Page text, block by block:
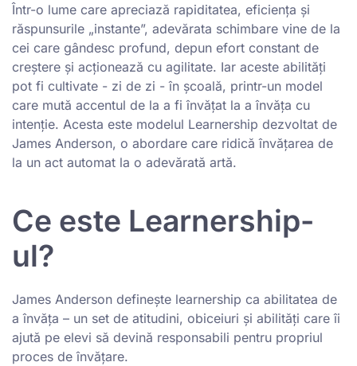
Într-o lume care apreciază rapiditatea, eficiența și
răspunsurile „instante”, adevărata schimbare vine de la
cei care gândesc profund, depun efort constant de
creștere și acționează cu agilitate. Iar aceste abilități
pot fi cultivate - zi de zi - în școală, printr-un model
care mută accentul de la a fi învățat la a învăța cu
intenție. Acesta este modelul Learnership dezvoltat de
James Anderson, o abordare care ridică învățarea de
la un act automat la o adevărată artă.
Ce este Learnership-
ul?
James Anderson definește learnership ca abilitatea de
a învăța – un set de atitudini, obiceiuri și abilități care îi
ajută pe elevi să devină responsabili pentru propriul
proces de învățare.